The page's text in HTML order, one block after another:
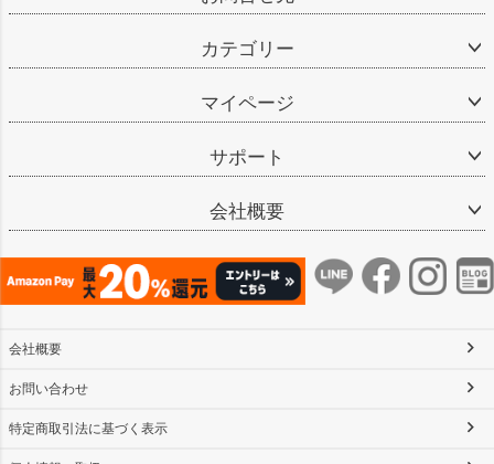
カテゴリー
マイページ
サポート
会社概要
会社概要
お問い合わせ
特定商取引法に基づく表示